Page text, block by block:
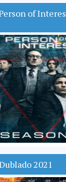
of
2021